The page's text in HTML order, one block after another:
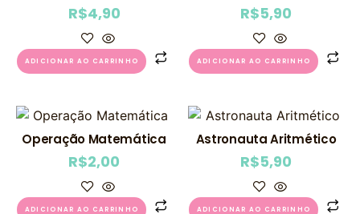
R$4,90
ADICIONAR AO CARRINHO
R$5,90
ADICIONAR AO CARRINHO
Operação Matemática
R$2,00
ADICIONAR AO CARRINHO
Astronauta Aritmético
R$5,90
ADICIONAR AO CARRINHO